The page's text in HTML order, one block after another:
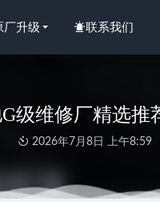
厂升级 联系我们
级维修厂精选
2026年7月8日 上午8:59